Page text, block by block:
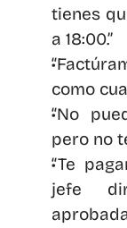
tienes
a 18:00.”
como
“No
pero no
“Te
jefe